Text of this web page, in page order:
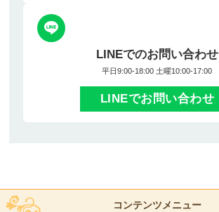
LINEでのお問い合わせ
平日9:00-18:00 土曜10:00-17:00
LINEでお問い合わせ
コンテンツメニュー